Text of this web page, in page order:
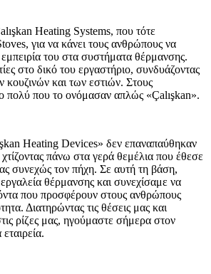
Heating Systems, που τότε
για να κάνει τους ανθρώπους να
του στα συστήματα θέρμανσης.
στο δικό του εργαστήριο, συνδυάζοντας
κουζινών και των εστιών. Στους
πολύ που το ονόμασαν απλώς «Çalışkan».
Heating Devices» δεν επαναπαύθηκαν
πάνω στα γερά θεμέλια που έθεσε
συνεχώς τον πήχη. Σε αυτή τη βάση,
θέρμανσης και συνεχίσαμε να
που προσφέρουν στους ανθρώπους
Διατηρώντας τις θέσεις μας και
ρίζες μας, ηγούμαστε σήμερα στον